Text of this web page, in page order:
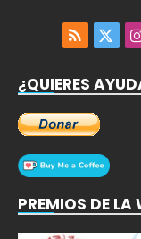
RSS
X
¿QUIERES
PREMIOS DE LA